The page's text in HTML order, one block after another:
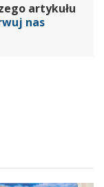
artykułu
nas